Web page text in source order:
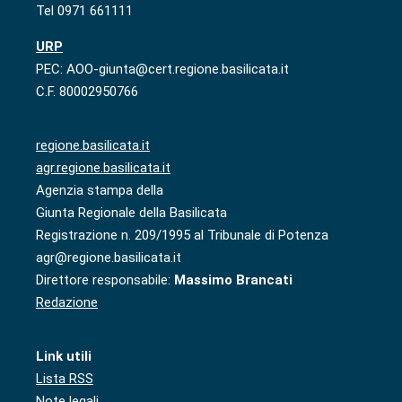
Tel 0971 661111
URP
PEC: AOO-giunta@cert.regione.basilicata.it
C.F. 80002950766
regione.basilicata.it
agr.regione.basilicata.it
Agenzia stampa della
Giunta Regionale della Basilicata
Registrazione n. 209/1995 al Tribunale di Potenza
agr@regione.basilicata.it
Direttore responsabile: Massimo Brancati
Redazione
Link utili
Lista RSS